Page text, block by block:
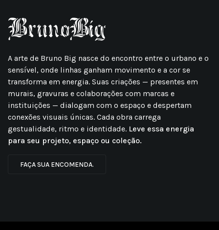
A arte de Bruno Big nasce do encontro entre o urbano e o
sensível, onde linhas ganham movimento e a cor se
transforma em energia. Suas criações — presentes em
murais, gravuras e colaborações com marcas e
instituições — dialogam com o espaço e despertam
conexões visuais únicas. Cada obra carrega
gestualidade, ritmo e identidade. Leve essa energia
para seu projeto, espaço ou coleção.
FAÇA SUA ENCOMENDA.